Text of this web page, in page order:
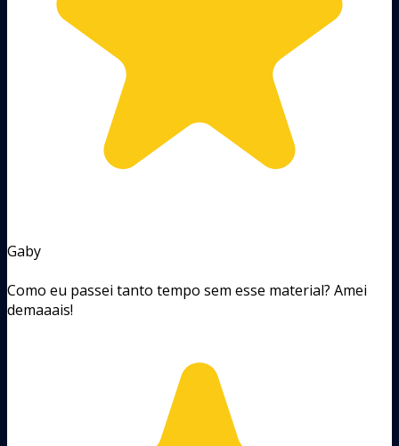
Gaby
Como eu passei tanto tempo sem esse material? Amei
demaaais!